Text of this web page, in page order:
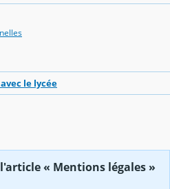
le lycée
« Mentions légales »